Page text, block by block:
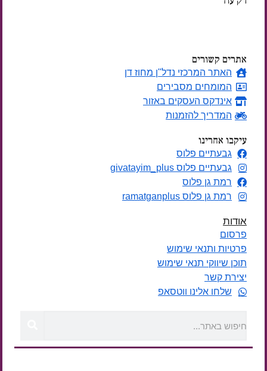
אתרים קשורים
האתר המרכזי נדל"ן מחוז דן
המומחים מסבירים
אינדקס העסקים באזור
המדריך להזמנות
עיקבו אחרינו
גבעתיים פלוס
גבעתיים פלוס givatayim_plus
רמת גן פלוס
רמת גן פלוס ramatganplus
אודות
פרסום
פרטיות ותנאי שימוש
תוכן שיווקי תנאי שימוש
יצירת קשר
שלחו אלינו ווטסאפ